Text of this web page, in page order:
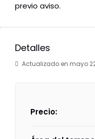
previo aviso.
Detalles
Actualizado en mayo
Precio: